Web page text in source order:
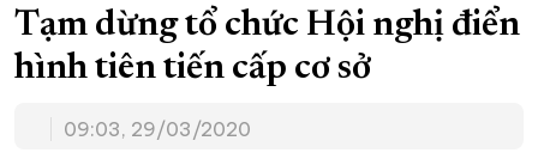
THẾ GIỚI MULTIMEDIA VIDEO ĐỌC BÁO ONLINE
PODCAST THÔNG TIN - QUẢNG CÁO
TRƯỜNG SA BIỂN ĐẢO QUÊ HƯƠNG
Tạm dừng tổ chức Hội nghị điển
hình tiên tiến cấp cơ sở
09:03, 29/03/2020